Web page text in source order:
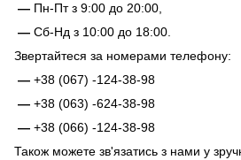
— Пн-Пт з 9:00 до 20:00,
— Сб-Нд з 10:00 до 18:00.
Звертайтеся за номерами телефону:
— +38 (067) -124-38-98
— +38 (063) -624-38-98
— +38 (066) -124-38-98
Також можете зв'язатись з нами у